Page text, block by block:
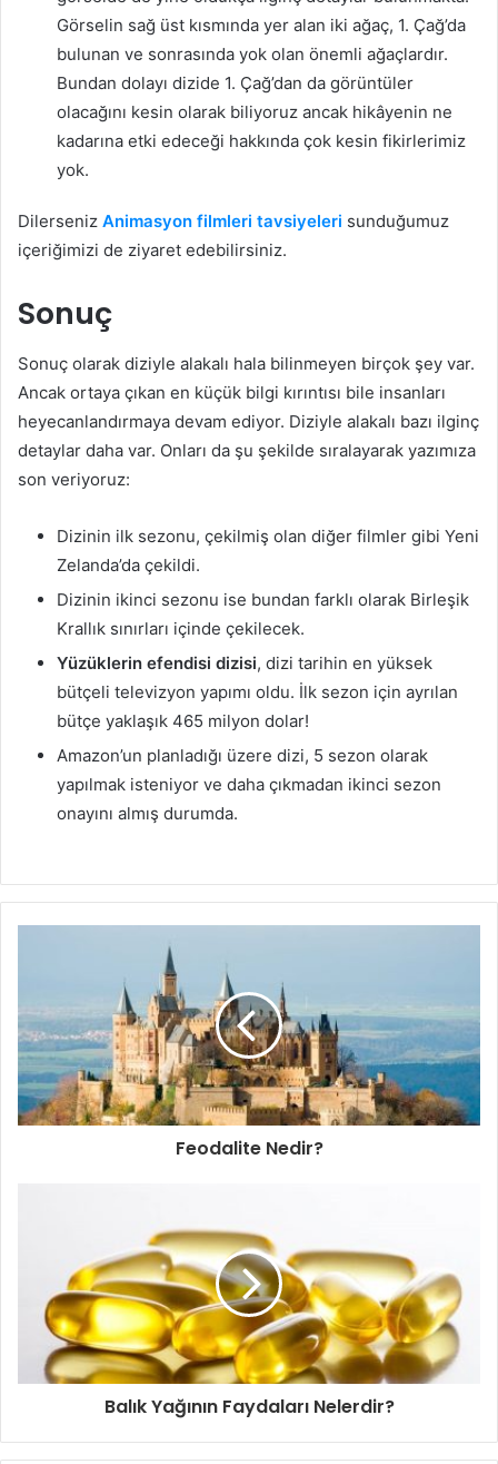
Görselin sağ üst kısmında yer alan iki ağaç, 1. Çağ’da
bulunan ve sonrasında yok olan önemli ağaçlardır.
Bundan dolayı dizide 1. Çağ’dan da görüntüler
olacağını kesin olarak biliyoruz ancak hikâyenin ne
kadarına etki edeceği hakkında çok kesin fikirlerimiz
yok.
Dilerseniz Animasyon filmleri tavsiyeleri sunduğumuz
içeriğimizi de ziyaret edebilirsiniz.
Sonuç
Sonuç olarak diziyle alakalı hala bilinmeyen birçok şey var.
Ancak ortaya çıkan en küçük bilgi kırıntısı bile insanları
heyecanlandırmaya devam ediyor. Diziyle alakalı bazı ilginç
detaylar daha var. Onları da şu şekilde sıralayarak yazımıza
son veriyoruz:
Dizinin ilk sezonu, çekilmiş olan diğer filmler gibi Yeni
Zelanda’da çekildi.
Dizinin ikinci sezonu ise bundan farklı olarak Birleşik
Krallık sınırları içinde çekilecek.
Yüzüklerin efendisi dizisi, dizi tarihin en yüksek
bütçeli televizyon yapımı oldu. İlk sezon için ayrılan
bütçe yaklaşık 465 milyon dolar!
Amazon’un planladığı üzere dizi, 5 sezon olarak
yapılmak isteniyor ve daha çıkmadan ikinci sezon
onayını almış durumda.
Feodalite Nedir?
Balık Yağının Faydaları Nelerdir?